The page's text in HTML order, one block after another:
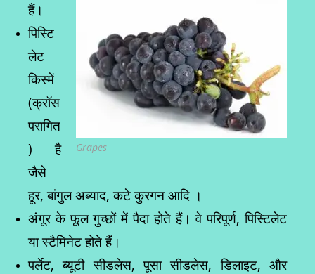
हैं।
Grapes
पिस्टि
लेट
किस्में
(क्रॉस
परागित
) है
जैसे
हूर, बांगुल अब्याद, कटे कुरगन आदि ।
अंगूर के फूल गुच्छों में पैदा होते हैं। वे परिपूर्ण, पिस्टिलेट
या स्टैमिनेट होते हैं।
पर्लेट, ब्यूटी सीडलेस, पूसा सीडलेस, डिलाइट, और